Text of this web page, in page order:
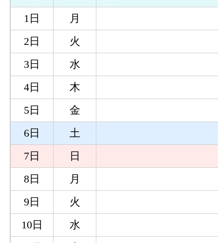
1日
月
2日
火
3日
水
4日
木
5日
金
6日
土
7日
日
8日
月
9日
火
10日
水